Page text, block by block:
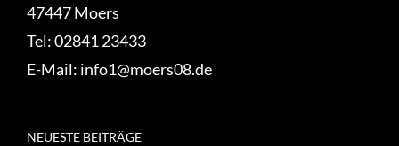
47447 Moers
Tel:02841 23433
E-Mail: info1@moers08.de
NEUESTE BEITRÄGE